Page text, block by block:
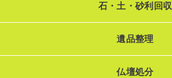
石・土・砂利回収
遺品整理
仏壇処分